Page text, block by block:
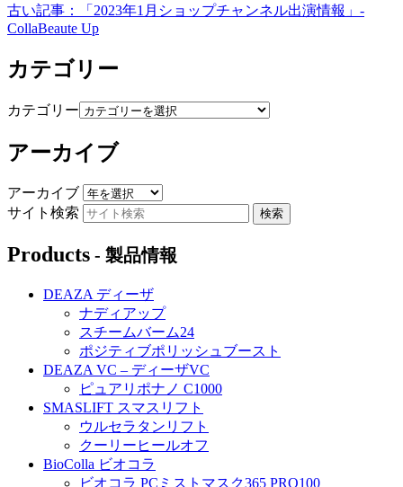
古い記事：
「2023年1月ショップチャンネル出演情報」-
CollaBeaute Up
カテゴリー
カテゴリー
アーカイブ
アーカイブ
サイト検索
Products - 製品情報
DEAZA ディーザ
ナディアップ
スチームバーム24
ポジティブポリッシュブースト
DEAZA VC – ディーザVC
ピュアリポナノ C1000
SMASLIFT スマスリフト
ウルセラタンリフト
クーリーヒールオフ
BioColla ビオコラ
ビオコラ PCミストマスク365 PRO100